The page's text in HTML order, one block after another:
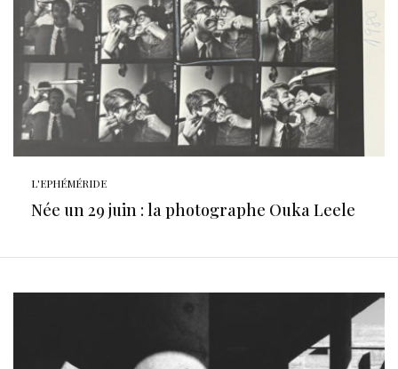
L'EPHÉMÉRIDE
Née un 29 juin : la photographe Ouka Leele